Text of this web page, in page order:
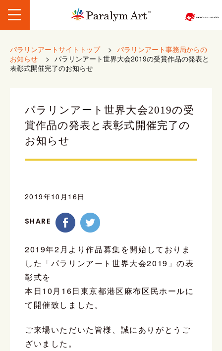
パラリンアートサイトトップ > パラリンアート事務局からの
お知らせ
> パラリンアート世界大会2019の受賞作品の発表と
表彰式開催完了のお知らせ
パラリンアート世界大会2019の受
賞作品の発表と表彰式開催完了の
お知らせ
2019年10月16日
SHARE
2019年2月より作品募集を開始しておりま
した「パラリンアート世界大会2019」の表
彰式を
本日10月16日東京都港区麻布区民ホールに
て開催致しました。
ご来場いただいた皆様、誠にありがとうご
ざいました。